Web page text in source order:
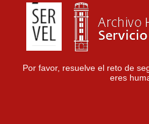
Por favor, resuelve el reto de
eres